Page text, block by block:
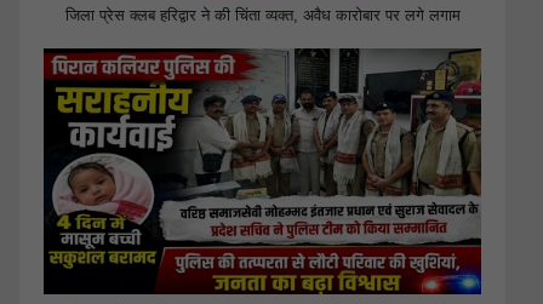
जिला प्रेस क्लब हरिद्वार ने की चिंता व्यक्त, अवैध कारोबार पर लगे लगाम